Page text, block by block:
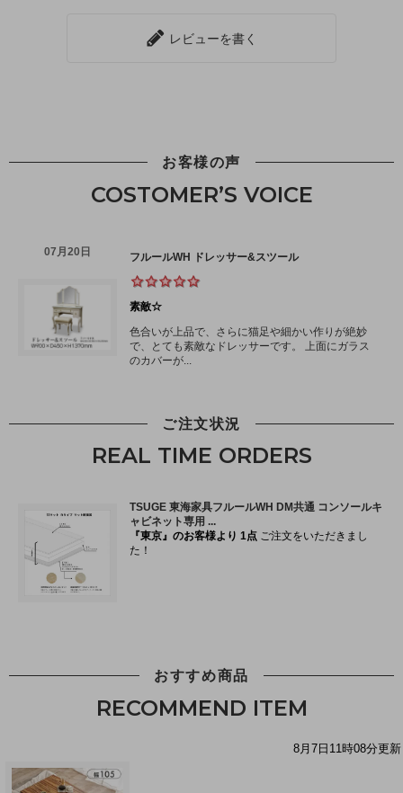
レビューを書く
お客様の声
COSTOMER’S VOICE
ご注文状況
REAL TIME ORDERS
おすすめ商品
RECOMMEND ITEM